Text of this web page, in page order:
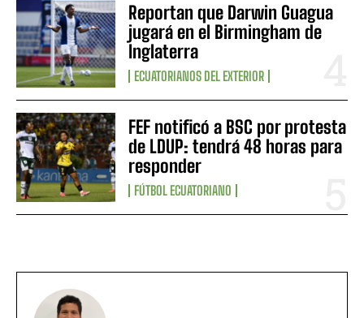
Reportan que Darwin Guagua
jugará en el Birmingham de
Inglaterra
ECUATORIANOS DEL EXTERIOR
FEF notificó a BSC por protesta
de LDUP: tendrá 48 horas para
responder
FÚTBOL ECUATORIANO